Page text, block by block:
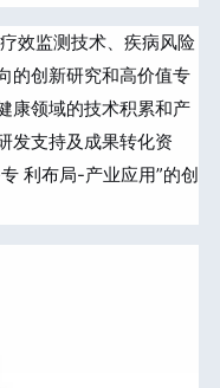
效监测技术、疾病风险
的创新研究和高价值专
康领域的技术积累和产
发支持及成果转化资
利布局-产业应用”的创